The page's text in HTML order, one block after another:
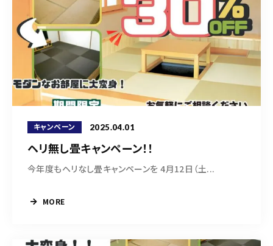
キャンペーン 2025.04.01
ヘリ無し畳キャンペーン！！
今年度もヘリなし畳キャンペーンを 4月12日（土...
MORE